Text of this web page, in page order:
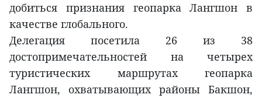
добиться признания геопарка Лангшон в
качестве глобального.
Делегация посетила 26 из 38
достопримечательностей на четырех
туристических маршрутах геопарка
Лангшон, охватывающих районы Бакшон,